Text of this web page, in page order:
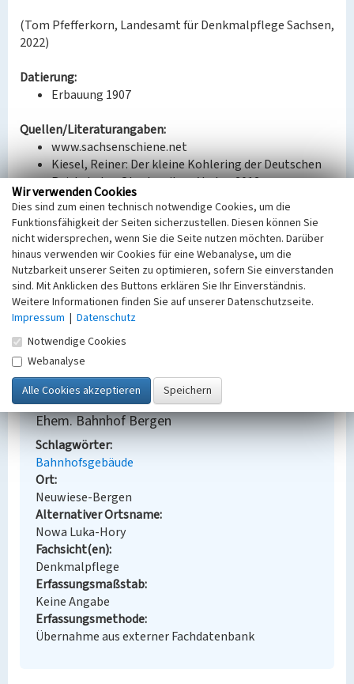
(Tom Pfefferkorn, Landesamt für Denkmalpflege Sachsen,
2022)
Datierung:
Erbauung 1907
Quellen/Literaturangaben:
www.sachsenschiene.net
Kiesel, Reiner: Der kleine Kohlering der Deutschen
Reichsbahn, Oberlausitzer Verlag 2012.
Richter-Zippack, Torsten (Red.): 20 Jahre Gemeinde
Elsterheide - Eine Festschrift, Gemeinde Elsterheide
Aug. 2015.
Kulturbund e. V. Hoyerswerda: Die Gemeinde
Elsterheide mit ihren Ortsteilen, 2000.
Bauherr / Auftraggeber:
Bauherr: Preußische Staatseisenbahnen, Direktion
Halle
BKM-Nummer:31000108
Ehem. Bahnhof Bergen
Schlagwörter
Bahnhofsgebäude
Ort
Neuwiese-Bergen
Alternativer Ortsname
Nowa Luka-Hory
Fachsicht(en)
Denkmalpflege
Erfassungsmaßstab
Keine Angabe
Erfassungsmethode
Übernahme aus externer Fachdatenbank
Wir verwenden Cookies
Dies sind zum einen technisch notwendige Cookies, um die
Funktionsfähigkeit der Seiten sicherzustellen. Diesen können Sie
nicht widersprechen, wenn Sie die Seite nutzen möchten. Darüber
hinaus verwenden wir Cookies für eine Webanalyse, um die
Nutzbarkeit unserer Seiten zu optimieren, sofern Sie einverstanden
sind. Mit Anklicken des Buttons erklären Sie Ihr Einverständnis.
Weitere Informationen finden Sie auf unserer Datenschutzseite.
Impressum | Datenschutz
Notwendige Cookies
Webanalyse